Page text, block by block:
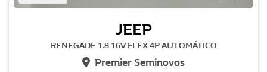
JEEP
RENEGADE 1.8 16V FLEX 4P AUTOMÁTICO
Premier Seminovos